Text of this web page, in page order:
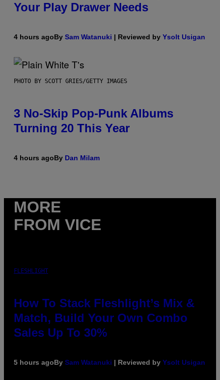
Your Play Drawer Needs
4 hours agoBy Sam Watanuki | Reviewed by Ysolt Usigan
PHOTO BY SCOTT GRIES/GETTY IMAGES
3 No-Skip Pop-Punk Albums
Turning 20 This Year
4 hours agoBy Dan Milam
MORE
FROM VICE
FLESHLIGHT
How To Stack Fleshlight’s Mix &
Match, Build Your Own Combo
Sales Up To 30%
5 hours agoBy Sam Watanuki | Reviewed by Ysolt Usigan